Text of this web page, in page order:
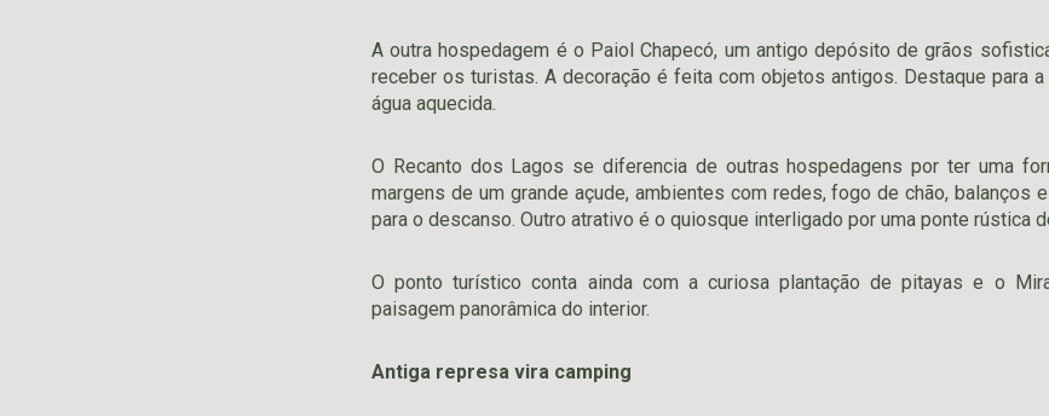
A outra hospedagem é o Paiol Chapecó, um antigo depósito de grãos
receber os turistas. A decoração é feita com objetos antigos. Destaque para a
água aquecida.
O Recanto dos Lagos se diferencia de outras hospedagens por ter uma
margens de um grande açude, ambientes com redes, fogo de chão, balanços
para o descanso. Outro atrativo é o quiosque interligado por uma ponte rústica
O ponto turístico conta ainda com a curiosa plantação de pitayas e o
paisagem panorâmica do interior.
Antiga represa vira camping